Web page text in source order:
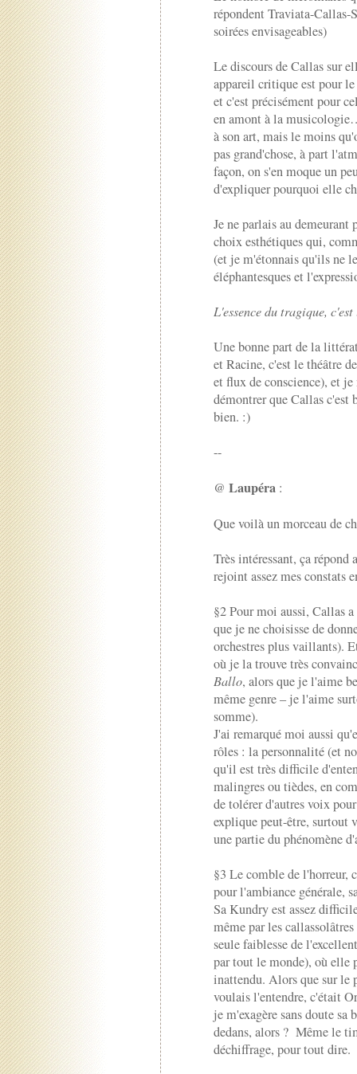
répondent Traviata-
soirées envisageables)
Le discours de Callas sur
appareil critique est pour
et c'est précisément pour
en amont à la
à son art, mais le moins
pas grand'chose, à part
façon, on s'en moque un
d'expliquer pourquoi elle
Je ne parlais au demeurant
choix esthétiques qui,
(et je m'étonnais qu'ils ne
éléphantesques et
L'essence du tragique,
Une bonne part de la
et Racine, c'est le théâtre
et flux de conscience), et
démontrer que Callas c'est
bien. :)
--
@ Laupéra :
Que voilà un morceau de
Très intéressant, ça
rejoint assez mes constats
§2 Pour moi aussi, Callas
que je ne choisisse de
orchestres plus vaillants).
où je la trouve très
Ballo, alors que je l'aime
même genre – je l'aime
somme).
J'ai remarqué moi aussi
rôles : la personnalité (et
qu'il est très difficile
malingres ou tièdes, en
de tolérer d'autres voix
explique peut-être, surtout
une partie du phénomène
§3 Le comble de l'horreur,
pour l'ambiance générale,
Sa Kundry est assez
même par les
seule faiblesse de
par tout le monde), où elle
inattendu. Alors que sur le
voulais l'entendre, c'était
je m'exagère sans doute
dedans, alors ? Même le
déchiffrage, pour tout dire.